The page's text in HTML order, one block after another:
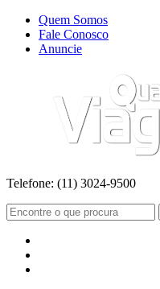
Quem Somos
Fale Conosco
Anuncie
Telefone: (11) 3024-9500